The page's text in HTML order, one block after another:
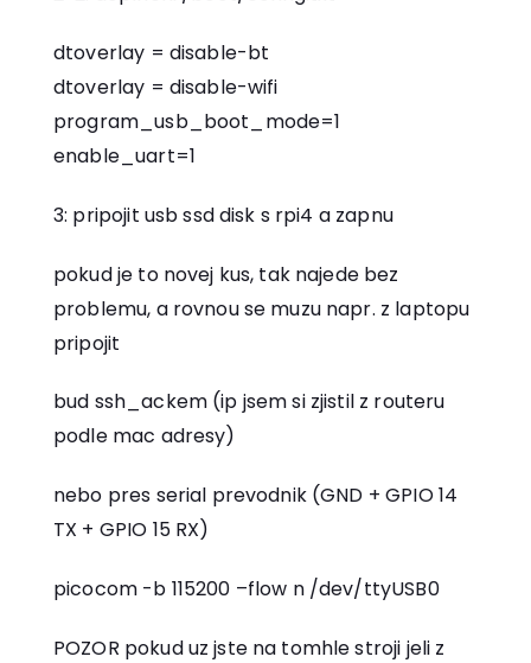
dtoverlay = disable-bt
dtoverlay = disable-wifi
program_usb_boot_mode=1
enable_uart=1
3: pripojit usb ssd disk s rpi4 a zapnu
pokud je to novej kus, tak najede bez
problemu, a rovnou se muzu napr. z laptopu
pripojit
bud ssh_ackem (ip jsem si zjistil z routeru
podle mac adresy)
nebo pres serial prevodnik (GND + GPIO 14
TX + GPIO 15 RX)
picocom -b 115200 –flow n /dev/ttyUSB0
POZOR pokud uz jste na tomhle stroji jeli z